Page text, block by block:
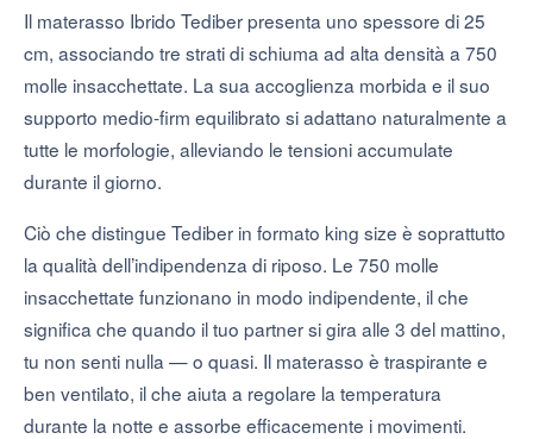
Il materasso Ibrido Tediber presenta uno spessore di 25
cm, associando tre strati di schiuma ad alta densità a 750
molle insacchettate. La sua accoglienza morbida e il suo
supporto medio-firm equilibrato si adattano naturalmente a
tutte le morfologie, alleviando le tensioni accumulate
durante il giorno.
Ciò che distingue Tediber in formato king size è soprattutto
la qualità dell’indipendenza di riposo. Le 750 molle
insacchettate funzionano in modo indipendente, il che
significa che quando il tuo partner si gira alle 3 del mattino,
tu non senti nulla — o quasi. Il materasso è traspirante e
ben ventilato, il che aiuta a regolare la temperatura
durante la notte e assorbe efficacemente i movimenti.